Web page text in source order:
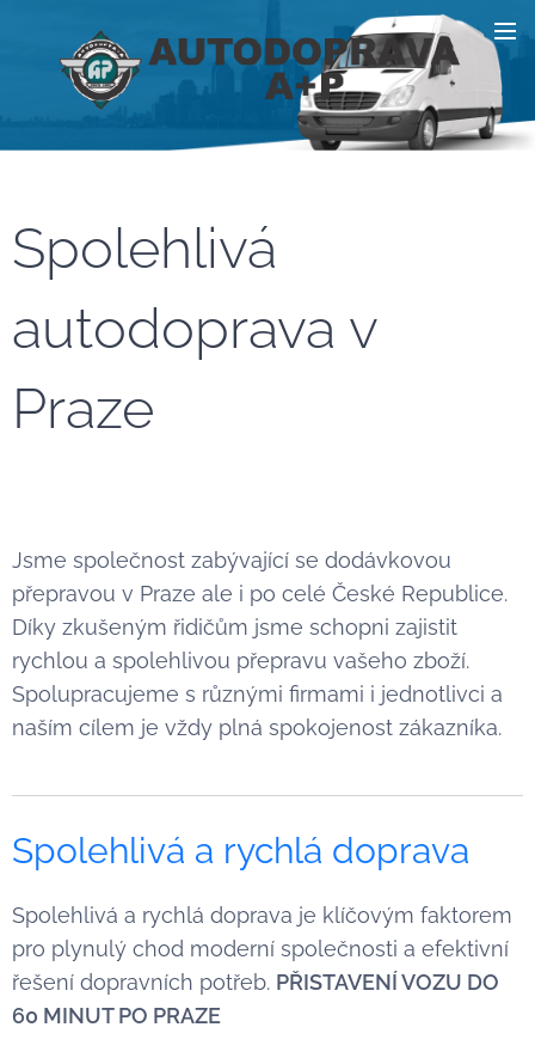
Spolehlivá
autodoprava v
Praze
Jsme společnost zabývající se dodávkovou
přepravou v Praze ale i po celé České Republice.
Díky zkušeným řidičům jsme schopni zajistit
rychlou a spolehlivou přepravu vašeho zboží.
Spolupracujeme s různými firmami i jednotlivci a
naším cílem je vždy plná spokojenost zákazníka.
Spolehlivá a rychlá doprava
Spolehlivá a rychlá doprava je klíčovým faktorem
pro plynulý chod moderní společnosti a efektivní
řešení dopravních potřeb. PŘISTAVENÍ VOZU DO
60 MINUT PO PRAZE